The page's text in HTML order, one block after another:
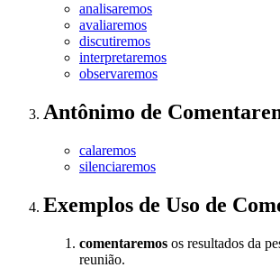
analisaremos
avaliaremos
discutiremos
interpretaremos
observaremos
Antônimo de
calaremos
silenciaremos
Exemplos de Uso de
comentaremos os resultados da
reunião.